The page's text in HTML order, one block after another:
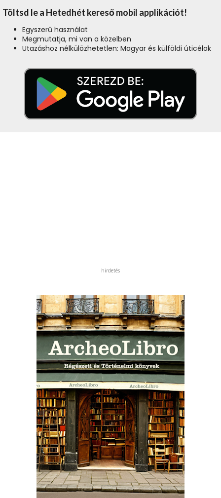
Töltsd le a Hetedhét kereső mobil applikációt!
Egyszerű használat
Megmutatja, mi van a közelben
Utazáshoz nélkülözhetetlen: Magyar és külföldi úticélok
hirdetés